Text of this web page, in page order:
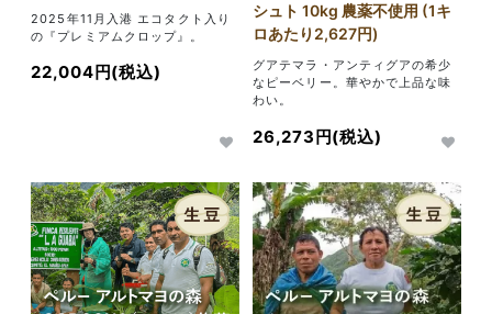
2025年11月入港 エコタクト入り
の『プレミアムクロップ』。
22,004円(税込)
シュト 10kg 農薬不使用 (1キ
ロあたり2,627円)
グアテマラ・アンティグアの希少
なピーベリー。華やかで上品な味
わい。
26,273円(税込)